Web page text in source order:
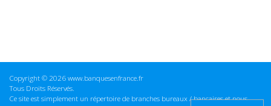
Copyright © 2026 www.banquesenfrance.fr
Tous Droits Réservés.
Ce site est simplement un répertoire de branches bureaux / bancaires et nous